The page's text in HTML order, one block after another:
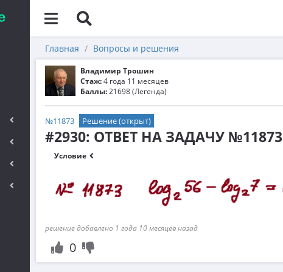
Главная Вопросы и решения
Владимир Трошин
Стаж:4 года 11 месяцев
Баллы:21698 (Легенда)
№11873 Решение (открыт)
#2930: ОТВЕТ НА ЗАДАЧУ №11873
Условие
решение добавлено 1 года 10 месяцев назад
0